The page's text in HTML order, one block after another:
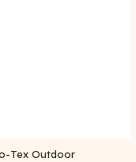
Tex Outdoor